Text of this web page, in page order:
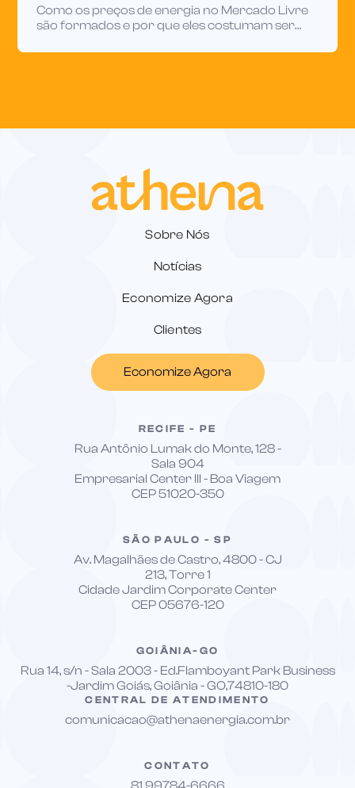
Como os preços de energia no Mercado Livre
são formados e por que eles costumam ser
regulado.
Sobre Nós
Notícias
Economize Agora
Clientes
Economize Agora
RECIFE - PE
Rua Antônio Lumak do Monte, 128 -
Sala 904
Empresarial Center III - Boa Viagem
CEP 51020-350
SÃO PAULO - SP
Av. Magalhães de Castro, 4800 - CJ
213, Torre 1
Cidade Jardim Corporate Center
CEP 05676-120
GOIÂNIA-GO
Rua 14, s/n - Sala 2003 - Ed.Flamboyant Park Business
-Jardim Goiás, Goiânia - GO,74810-180
CENTRAL DE ATENDIMENTO
comunicacao@athenaenergia.com.br
CONTATO